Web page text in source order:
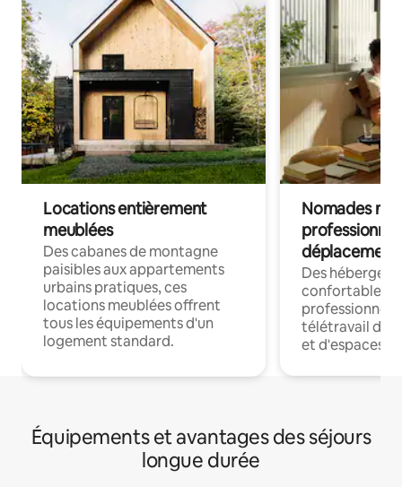
Locations entièrement
meublées
Des cabanes de montagne
paisibles aux appartements
urbains pratiques, ces
locations meublées offrent
tous les équipements d'un
logement standard.
Nomades
déplacement
Des
confortables
professionnels
télétravail
et d'espaces
Équipements et avantages des séjours
longue durée